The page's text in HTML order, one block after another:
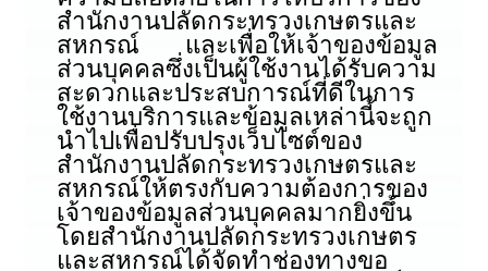
สำนักงานปลัดกระทรวงเกษตรและ
สหกรณ์ และเพื่อให้เจ้าของข้อมูล
ส่วนบุคคลซึ่งเป็นผู้ใช้งานได้รับความ
สะดวกและประสบการณ์ที่ดีในการ
ใช้งานบริการและข้อมูลเหล่านี้จะถูก
นำไปเพื่อปรับปรุงเว็บไซต์ของ
สำนักงานปลัดกระทรวงเกษตรและ
สหกรณ์ให้ตรงกับความต้องการของ
เจ้าของข้อมูลส่วนบุคคลมากยิ่งขึ้น
โดยสำนักงานปลัดกระทรวงเกษตร
และสหกรณ์ได้จัดทำช่องทางขอ